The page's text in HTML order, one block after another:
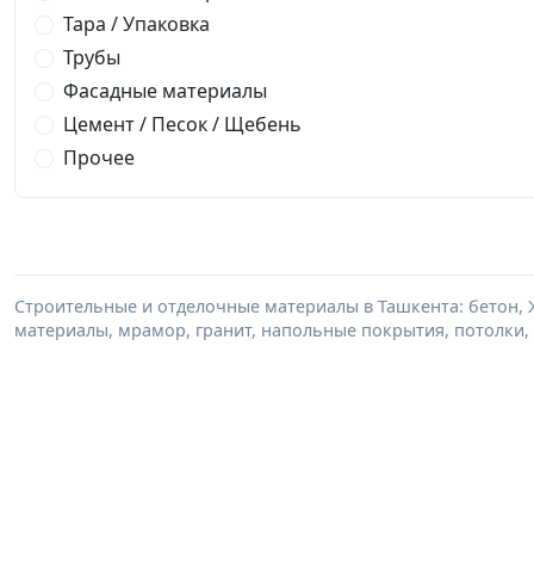
Тара / Упаковка
Трубы
Фасадные материалы
Цемент / Песок / Щебень
Прочее
Строительные и отделочные материалы в Ташкента:
материалы, мрамор, гранит, напольные покрытия,